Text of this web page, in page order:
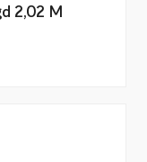
2,02 M